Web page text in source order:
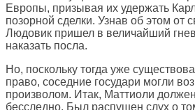
Европы, призывая их удержать
позорной сделки. Узнав об этом от
Людовик пришел в величайший
наказать посла.
Но, поскольку тогда уже
право, соседние государи могли
произволом. Итак, Маттиоли
бесследно. Был распущен слух о